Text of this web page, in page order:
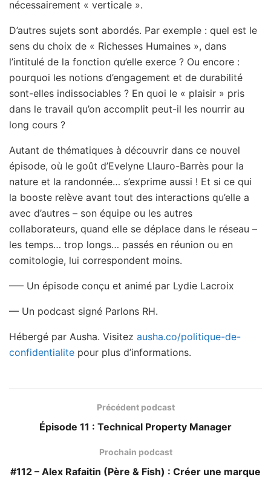
nécessairement « verticale ».
D’autres sujets sont abordés. Par exemple : quel est le
sens du choix de « Richesses Humaines », dans
l’intitulé de la fonction qu’elle exerce ? Ou encore :
pourquoi les notions d’engagement et de durabilité
sont-elles indissociables ? En quoi le « plaisir » pris
dans le travail qu’on accomplit peut-il les nourrir au
long cours ?
Autant de thématiques à découvrir dans ce nouvel
épisode, où le goût d’Evelyne Llauro-Barrès pour la
nature et la randonnée… s’exprime aussi ! Et si ce qui
la booste relève avant tout des interactions qu’elle a
avec d’autres – son équipe ou les autres
collaborateurs, quand elle se déplace dans le réseau –
les temps… trop longs… passés en réunion ou en
comitologie, lui correspondent moins.
—– Un épisode conçu et animé par Lydie Lacroix
— Un podcast signé Parlons RH.
Hébergé par Ausha. Visitez ausha.co/politique-de-
confidentialite pour plus d’informations.
Précédent podcast
Épisode 11 : Technical Property Manager
Prochain podcast
#112 – Alex Rafaitin (Père & Fish) : Créer une marque